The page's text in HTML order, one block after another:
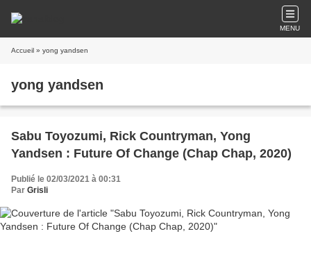
MENU
Accueil » yong yandsen
yong yandsen
Sabu Toyozumi, Rick Countryman, Yong
Yandsen : Future Of Change (Chap Chap, 2020)
Publié le 02/03/2021 à 00:31
Par Grisli